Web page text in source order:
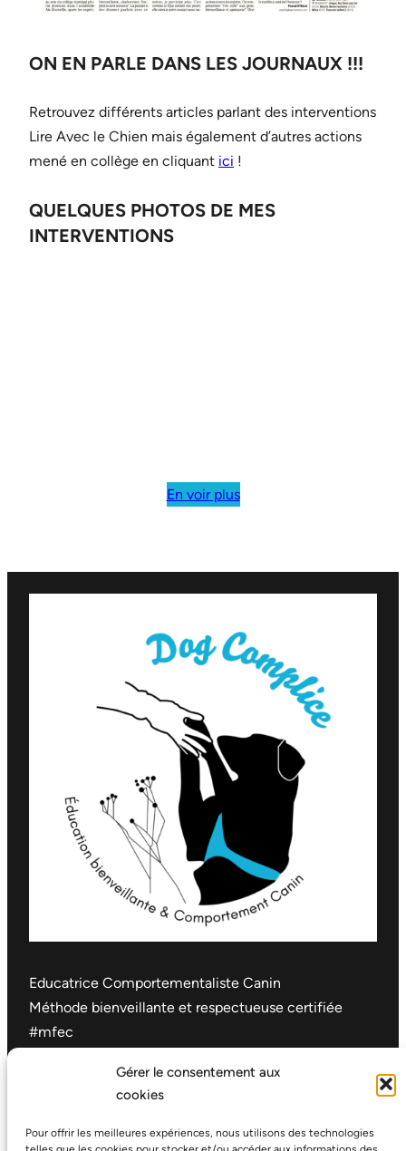
Gérer le consentement aux
cookies
Pour offrir les meilleures expériences, nous utilisons des technologies
ON EN PARLE DANS LES JOURNAUX !!!
Retrouvez différents articles parlant des interventions
Lire Avec le Chien mais également d’autres actions
mené en collège en cliquant ici !
QUELQUES PHOTOS DE MES
INTERVENTIONS
En voir plus
Educatrice Comportementaliste Canin
Méthode bienveillante et respectueuse certifiée
#mfec
Pernes-les-Fontaines et alentours
(Vaucluse – 84), France
dogcomplice@gmail.com